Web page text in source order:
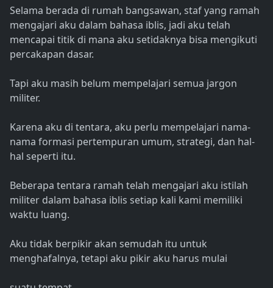
Selama berada di rumah bangsawan, staf yang ramah
mengajari aku dalam bahasa iblis, jadi aku telah
mencapai titik di mana aku setidaknya bisa mengikuti
percakapan dasar.
Tapi aku masih belum mempelajari semua jargon
militer.
Karena aku di tentara, aku perlu mempelajari nama-
nama formasi pertempuran umum, strategi, dan hal-
hal seperti itu.
Beberapa tentara ramah telah mengajari aku istilah
militer dalam bahasa iblis setiap kali kami memiliki
waktu luang.
Aku tidak berpikir akan semudah itu untuk
menghafalnya, tetapi aku pikir aku harus mulai